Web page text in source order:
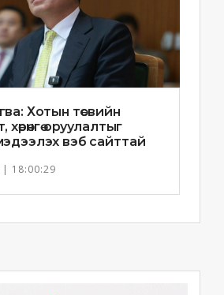
Хотын төсвийн
оруулалтыг
вэб сайттай
| 18:00:29